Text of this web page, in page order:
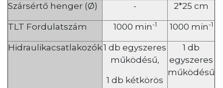
Szársértő henger (Ø) - 2*25 cm
TLT Fordulatszám 1000 min-1 1000 min-1
Hidraulikacsatlakozók1 db egyszeres
működésű,
1 db kétkörös
1 db
egyszeres
működésű